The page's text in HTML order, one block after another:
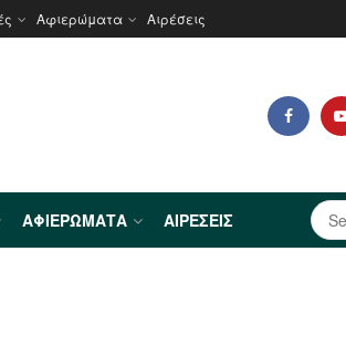
Αφιερώματα Αιρέσεις
ΑΦΙΕΡΏΜΑΤΑ ΑΙΡΈΣΕΙΣ